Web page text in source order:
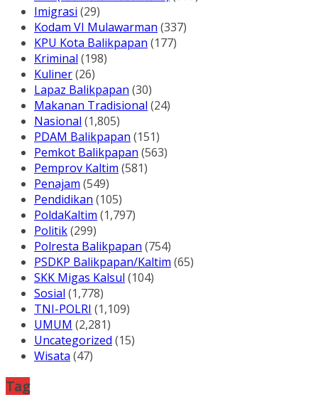
Imigrasi (29)
Kodam VI Mulawarman (337)
KPU Kota Balikpapan (177)
Kriminal (198)
Kuliner(26)
Lapaz Balikpapan (30)
Makanan Tradisional (24)
Nasional (1,805)
PDAM Balikpapan (151)
Pemkot Balikpapan (563)
Pemprov Kaltim (581)
Penajam (549)
Pendidikan (105)
PoldaKaltim (1,797)
Politik(299)
Polresta Balikpapan (754)
PSDKP Balikpapan/Kaltim (65)
SKK Migas Kalsul (104)
Sosial (1,778)
TNI-POLRI (1,109)
UMUM (2,281)
Uncategorized (15)
Wisata (47)
Tag